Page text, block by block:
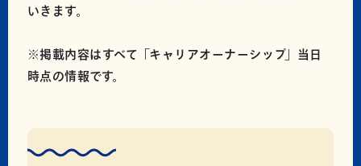
いきます。
※掲載内容はすべて「キャリアオーナーシップ」当日
時点の情報です。